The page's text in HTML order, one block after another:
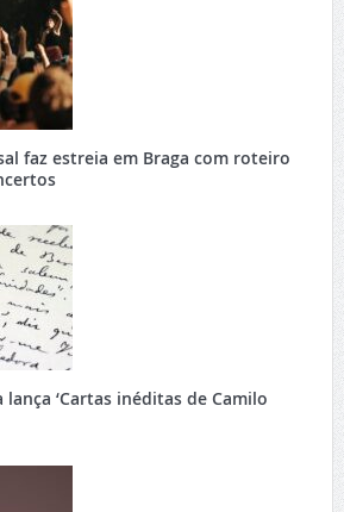
faz estreia em Braga com roteiro
‘Cartas inéditas de Camilo